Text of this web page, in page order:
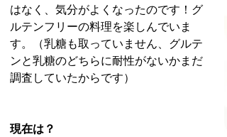
はなく、気分がよくなったのです！グ
ルテンフリーの料理を楽しんでいま
す。（乳糖も取っていません、グルテ
ンと乳糖のどちらに耐性がないかまだ
調査していたからです）
現在は？